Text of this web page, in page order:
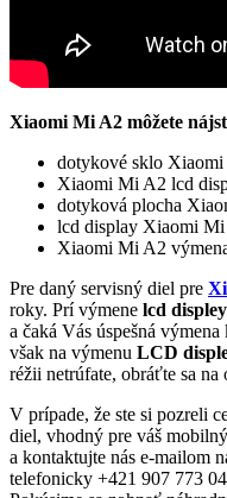
Xiaomi Mi A2 môžete
dotykové sklo
Xiaomi Mi A2 lcd
dotyková plocha
lcd display Xiaomi
Xiaomi Mi A2
Pre daný servisný diel pre
roky. Prí výmene lcd
a čaká Vás úspešná
však na výmenu LCD
réžii netrúfate, obráťte sa na
V prípade, že ste si pozreli
diel, vhodný pre váš
a kontaktujte nás e-mailom
telefonicky +421 907 773